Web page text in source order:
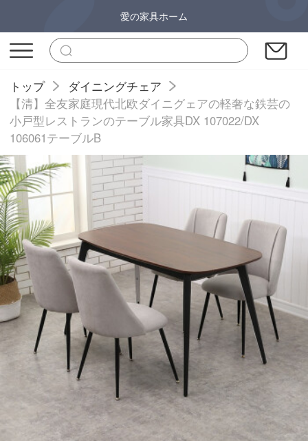
愛の家具ホーム
トップ
ダイニングチェア
【清】全友家庭現代北欧ダイニグェアの軽奢な鉄芸の
小戸型レストランのテーブル家具DX 107022/DX
106061テーブルB